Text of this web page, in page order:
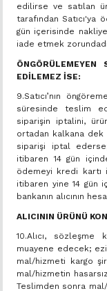
edilirse ve satılan
tarafından Satıcı'ya
gün içerisinde nakliye
iade etmek
EDİLEMEZ İSE:
9.Satıcı’nın
süresinde teslim
siparişin iptalini,
ortadan kalkana dek
siparişi iptal
itibaren 14 gün
ödemeyi kredi
itibaren yine 14 gün
bankanın alıcının
ALICININ ÜRÜNÜ
10.Alıcı,
muayene edecek;
mal/hizmeti kargo
mal/hizmetin
Teslimden sonra